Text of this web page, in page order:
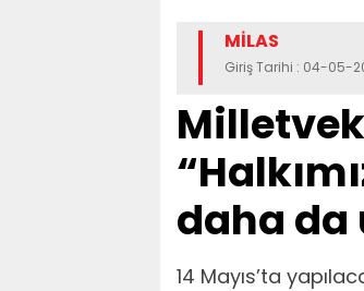
MİLAS
Giriş Tarihi : 04-05-
daha da
14 Mayıs’ta